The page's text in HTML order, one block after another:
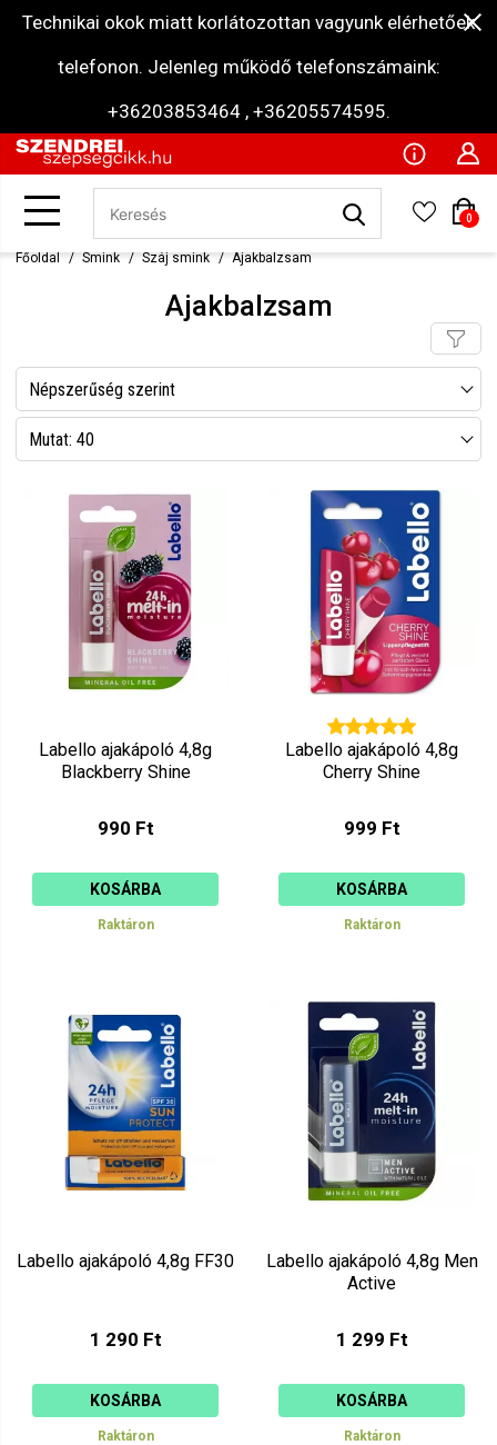
Technikai okok miatt korlátozottan vagyunk elérhetőek
telefonon. Jelenleg működő telefonszámaink:
+36203853464 , +36205574595.
0
Főoldal Smink Száj smink Ajakbalzsam
Ajakbalzsam
Népszerűség szerint
Név szerint csökkenő
Ár szerint csökkenő
Ár szerint növekvő
Mutat: 40
Mutat: 160
Labello ajakápoló 4,8g
Blackberry Shine
990 Ft
KOSÁRBA
Raktáron
Labello ajakápoló 4,8g
Cherry Shine
999 Ft
KOSÁRBA
Raktáron
Labello ajakápoló 4,8g FF30
1 290 Ft
KOSÁRBA
Raktáron
Labello ajakápoló 4,8g Men
Active
1 299 Ft
KOSÁRBA
Raktáron